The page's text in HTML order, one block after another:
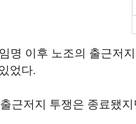
명 이후 노조의 출근저
었다.
근저지 투쟁은 종료됐